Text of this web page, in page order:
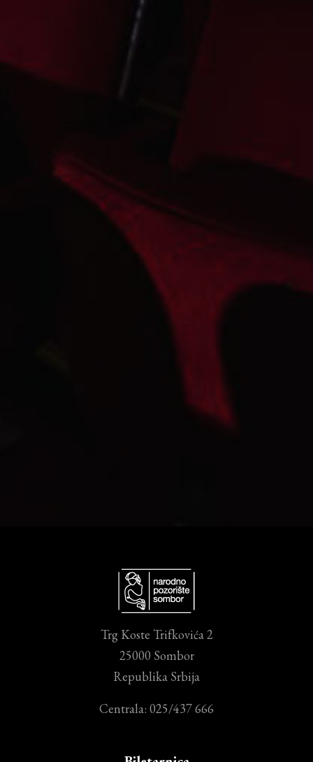
Trg Koste Trifkovića 2
25000 Sombor
Republika Srbija
Centrala: 025/437 666